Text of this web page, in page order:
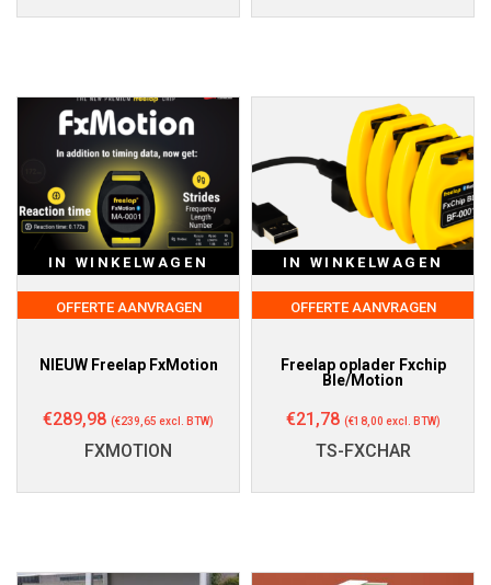
IN WINKELWAGEN
OFFERTE AANVRAGEN
NIEUW Freelap FxMotion
€289,98 (€239,65 excl. BTW)
FXMOTION
IN WINKELWAGEN
OFFERTE AANVRAGEN
Freelap oplader Fxchip
Ble/Motion
€21,78 (€18,00 excl. BTW)
TS-FXCHAR